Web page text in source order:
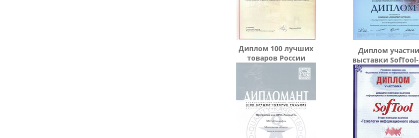
Диплом 100 лучших
товаров России
Диплом
выставки